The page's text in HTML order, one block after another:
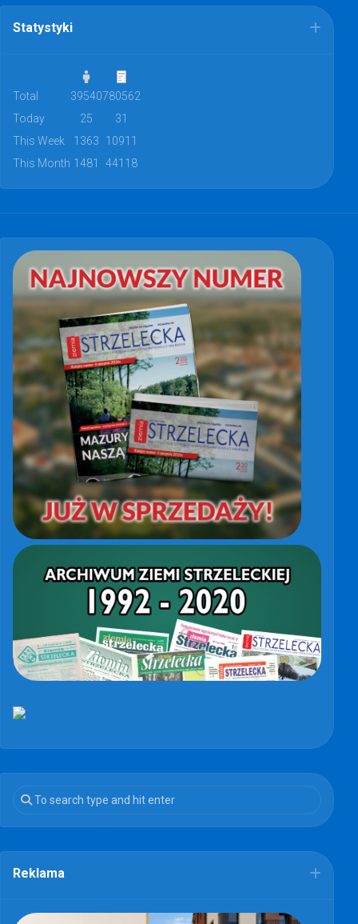
Statystyki
Total 39540780562
Today
25
31
This Week
1363
10911
This Month 1481 44118
Reklama